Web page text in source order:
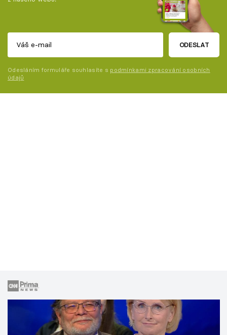
ODESLAT
Odesláním formuláře souhlasíte s podmínkami zpracování osobních
údajů